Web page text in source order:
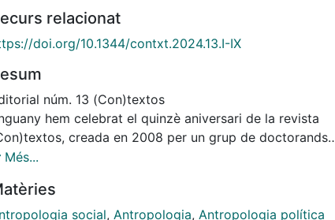
relacionat
doi.org/10.1344/contxt.2024.13.I-IX
núm. 13 (Con)textos
hem celebrat el quinzè aniversari de la revista
creada en 2008 per un grup de doctorands i
del Departament d'Antropologia Social de la
s'ha caracteritzat per abastar una àmplia
temàtica de recerques procedents de molt
Més...
social, Antropologia, Antropologia política